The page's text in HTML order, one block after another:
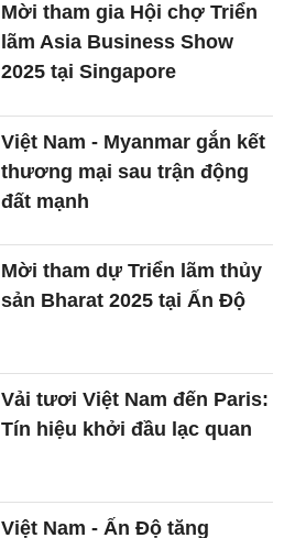
Mời tham gia Hội chợ Triển
lãm Asia Business Show
2025 tại Singapore
Việt Nam - Myanmar gắn kết
thương mại sau trận động
đất mạnh
Mời tham dự Triển lãm thủy
sản Bharat 2025 tại Ấn Độ
Vải tươi Việt Nam đến Paris:
Tín hiệu khởi đầu lạc quan
Việt Nam - Ấn Độ tăng